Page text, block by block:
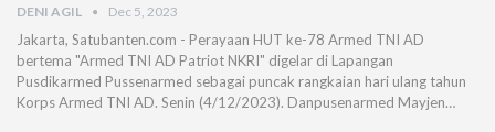
DENI AGIL Dec 5, 2023
Jakarta, Satubanten.com - Perayaan HUT ke-78 Armed TNI AD
bertema "Armed TNI AD Patriot NKRI" digelar di Lapangan
Pusdikarmed Pussenarmed sebagai puncak rangkaian hari ulang tahun
Korps Armed TNI AD. Senin (4/12/2023). Danpusenarmed Mayjen…